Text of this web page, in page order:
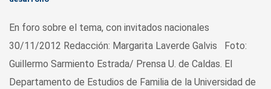
En foro sobre el tema, con invitados nacionales
30/11/2012 Redacción: Margarita Laverde Galvis Foto:
Guillermo Sarmiento Estrada/ Prensa U. de Caldas. El
Departamento de Estudios de Familia de la Universidad de